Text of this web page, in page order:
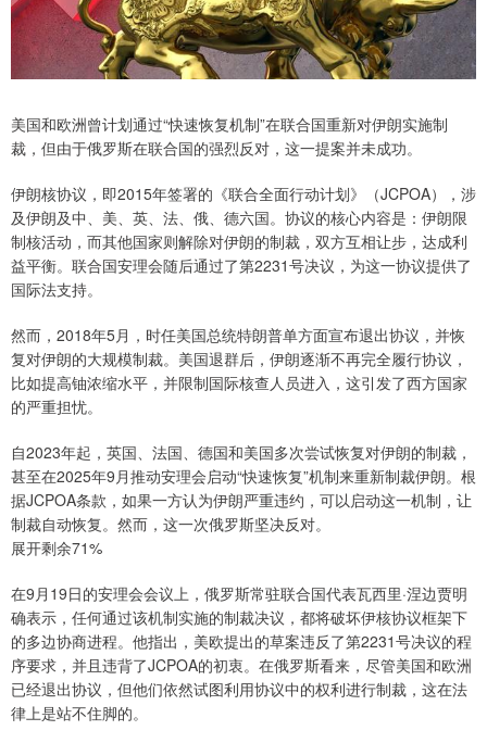
美国和欧洲曾计划通过“快速恢复机制”在联合国重新对伊朗实施制
裁，但由于俄罗斯在联合国的强烈反对，这一提案并未成功。
伊朗核协议，即2015年签署的《联合全面行动计划》（JCPOA），涉
及伊朗及中、美、英、法、俄、德六国。协议的核心内容是：伊朗限
制核活动，而其他国家则解除对伊朗的制裁，双方互相让步，达成利
益平衡。联合国安理会随后通过了第2231号决议，为这一协议提供了
国际法支持。
然而，2018年5月，时任美国总统特朗普单方面宣布退出协议，并恢
复对伊朗的大规模制裁。美国退群后，伊朗逐渐不再完全履行协议，
比如提高铀浓缩水平，并限制国际核查人员进入，这引发了西方国家
的严重担忧。
自2023年起，英国、法国、德国和美国多次尝试恢复对伊朗的制裁，
甚至在2025年9月推动安理会启动“快速恢复”机制来重新制裁伊朗。根
据JCPOA条款，如果一方认为伊朗严重违约，可以启动这一机制，让
制裁自动恢复。然而，这一次俄罗斯坚决反对。
展开剩余71%
在9月19日的安理会会议上，俄罗斯常驻联合国代表瓦西里·涅边贾明
确表示，任何通过该机制实施的制裁决议，都将破坏伊核协议框架下
的多边协商进程。他指出，美欧提出的草案违反了第2231号决议的程
序要求，并且违背了JCPOA的初衷。在俄罗斯看来，尽管美国和欧洲
已经退出协议，但他们依然试图利用协议中的权利进行制裁，这在法
律上是站不住脚的。